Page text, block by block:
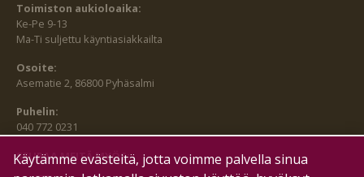
Toimiston aukioloaika:
Ke-Pe 9-13
Ma-Ti suljettu käyntiasiakkailta
Osoite:
Asematie 2, 86800 Pyhäsalmi
Puhelin:
040 772 0231
SEURAA MEITÄ MYÖS:
Käytämme evästeitä, jotta voimme palvella sinua